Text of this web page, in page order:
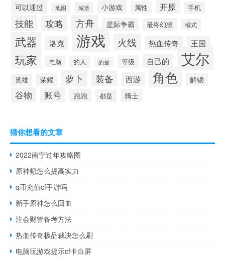
可以通过 地图 城堡 小游戏 属性 开原 手机
技能 攻略 方舟 星际争霸 最终幻想 模式
武器 洛克 游戏 火线 热血传奇 王国
玩家 电脑 的人 的是 等级 自己的 艾尔
英雄 荣耀 萝卜 装备 西游 角色 解锁
谷物 账号 跑跑 都是 骑士
猜你想看的文章
2022南宁过年攻略图
原神魈怎么提高实力
q币充值cf手游吗
新手原神怎么回血
注会财管备考方法
热血传奇极品裁决怎么刷
电脑玩游戏提示cf卡白屏